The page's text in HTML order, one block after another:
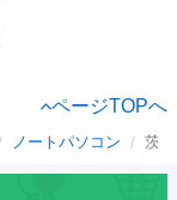
ページTOPへ
ノートパソコン 茨